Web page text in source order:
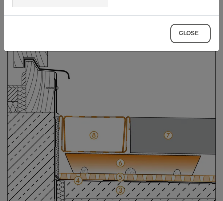
Napojení dveří
CLOSE